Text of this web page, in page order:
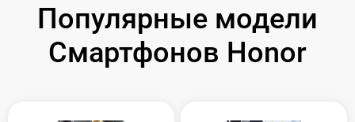
Популярные модели
Смартфонов Honor